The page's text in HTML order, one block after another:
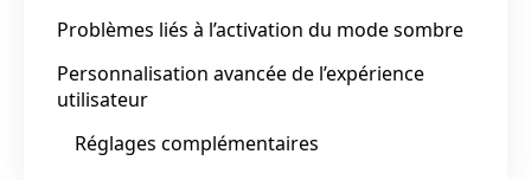
Problèmes liés à l’activation du mode sombre
Personnalisation avancée de l’expérience
utilisateur
Réglages complémentaires